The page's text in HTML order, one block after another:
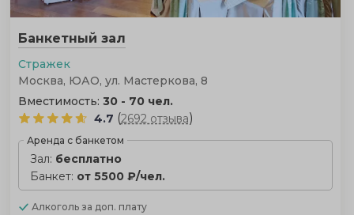
Банкетный зал
Стражек
Москва, ЮАО, ул. Мастеркова, 8
Вместимость: 30 - 70 чел.
4.7 (2692 отзыва)
Аренда с банкетом
Зал: бесплатно
Банкет: от 5500 ₽/чел.
Алкоголь за доп. плату